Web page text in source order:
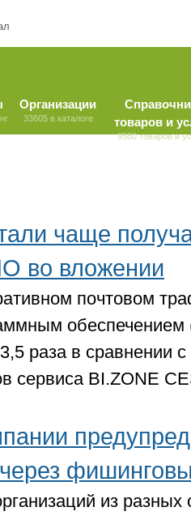
Организации
33605 в каталоге
товаров и
9580 товаров и
чаще
во вложении
почтовом
раза в сравнении
сервиса BI.ZONE
из разных